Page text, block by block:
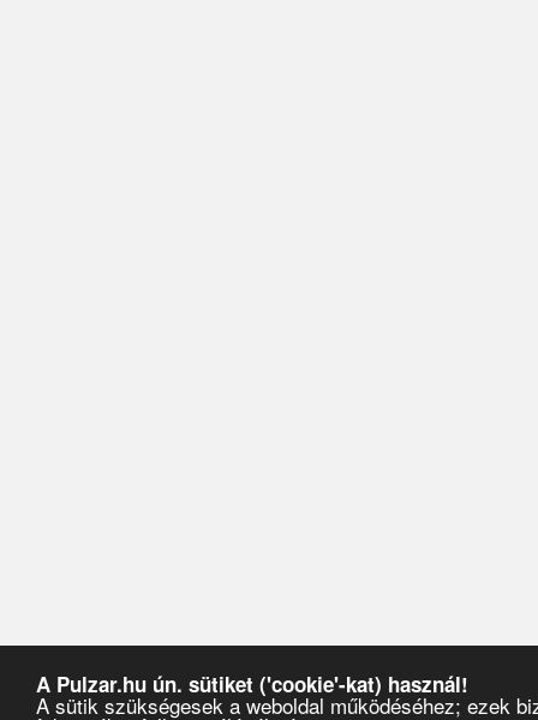
A Pulzar.hu ún. sütiket ('cookie'-kat) használ!
A sütik szükségesek a weboldal működéséhez; ezek